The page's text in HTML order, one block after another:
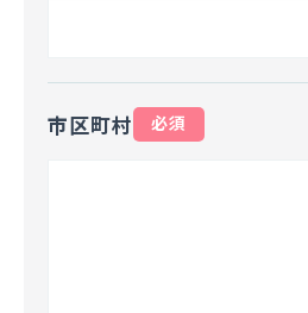
市区町村 必須